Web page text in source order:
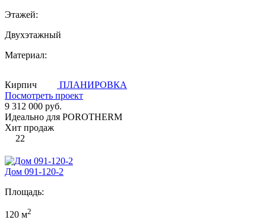
Этажей:
Двухэтажный
Материал:
Кирпич
ПЛАНИРОВКА
Посмотреть проект
9 312 000 руб.
Идеально для POROTHERM
Хит продаж
22
Дом 091-120-2
Площадь:
120 м2